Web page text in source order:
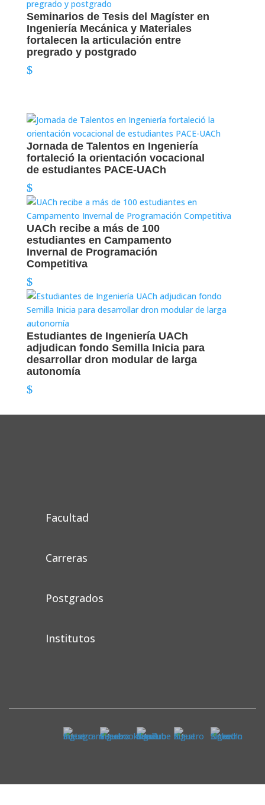
Seminarios de Tesis del Magíster en
Ingeniería Mecánica y Materiales
fortalecen la articulación entre
pregrado y postgrado
Jornada de Talentos en Ingeniería
fortaleció la orientación vocacional
de estudiantes PACE-UACh
UACh recibe a más de 100
estudiantes en Campamento
Invernal de Programación
Competitiva
Estudiantes de Ingeniería UACh
adjudican fondo Semilla Inicia para
desarrollar dron modular de larga
autonomía
Facultad
Carreras
Postgrados
Institutos